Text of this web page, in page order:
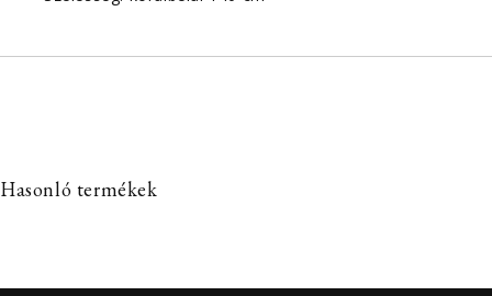
Hasonló termékek